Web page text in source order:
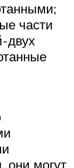
части
двух
они могут